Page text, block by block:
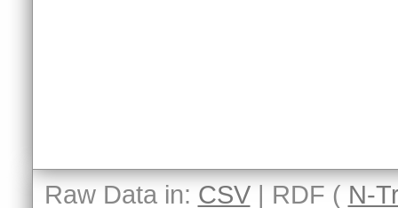
Raw Data in: CSV| RDF ( N-